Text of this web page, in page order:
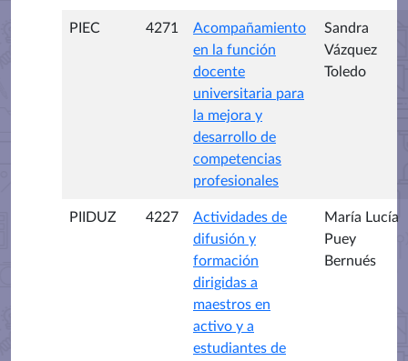
PIEC 4271
Acompañamiento
en la función
docente
universitaria para
la mejora y
desarrollo de
competencias
profesionales
Sandra
Vázquez
Toledo
PIIDUZ 4227
Actividades de
difusión y
formación
dirigidas a
maestros en
activo y a
estudiantes de
María Lucía
Puey
Bernués